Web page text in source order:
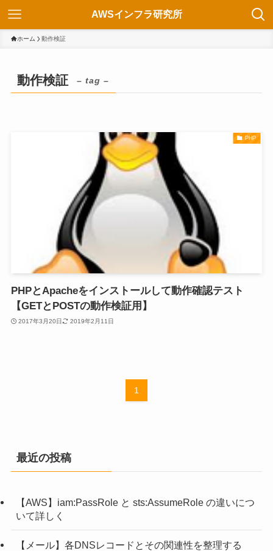
AWSインフラ研究所
ホーム 動作検証
動作検証 – tag –
PHP
PHPとApacheをインストールして動作確認テスト
【GETとPOSTの動作検証用】
2017年3月20日 2019年2月11日
1
最近の投稿
【AWS】iam:PassRole と sts:AssumeRole の違いにつ
いて詳しく
【メール】各DNSレコードとその関連性を整理する